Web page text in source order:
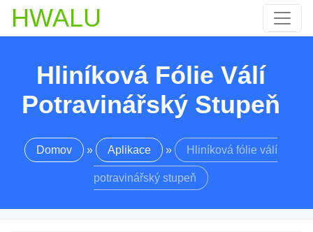
HWALU
Hliníková Fólie Válí
Potravinářský Stupeň
Domov » Aplikace » Hliníková fólie válí
potravinářský stupeň